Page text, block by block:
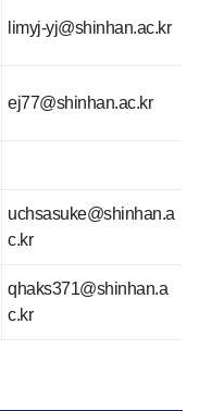
limyj-yj@shinhan.ac.kr
ej77@shinhan.ac.kr
uchsasuke@shinhan.a
c.kr
qhaks371@shinhan.a
c.kr